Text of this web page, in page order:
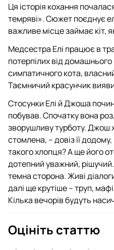
Ця історія кохання
темряві». Сюжет поєднує
важливе місце займає кіт,
Медсестра Елі працює в
потерпілих від
симпатичного кота,
Таємничий красунчик
Стосунки Елі й Джоша
побував. Спочатку вона
зворушливу турботу. Джош
стомлена, – довіз її
такого хлопця? А ще його
дотепний уважний,
темна сторона. Живі
далі ще крутіше – труп,
Кілька вечорів будуть
Оцініть статтю